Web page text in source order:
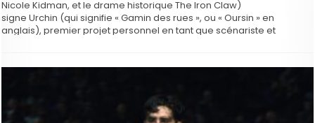
Nicole Kidman, et le drame historique The Iron Claw)
signe Urchin (qui signifie « Gamin des rues », ou « Oursin » en
anglais), premier projet personnel en tant que scénariste et